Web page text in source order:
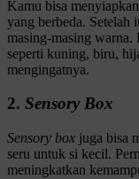
Kamu bisa
yang berbeda. Setelah
masing-masing
seperti kuning, biru,
mengingatnya.
2. Sensory Box
Sensory box juga bisa
seru untuk si kecil.
meningkatkan